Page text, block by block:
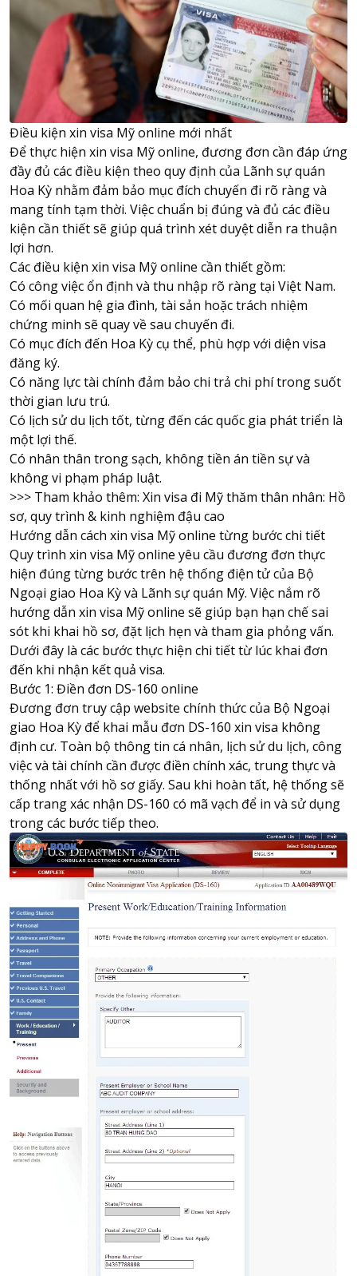
Điều kiện xin visa Mỹ online mới nhất
Để thực hiện xin visa Mỹ online, đương đơn cần đáp ứng
đầy đủ các điều kiện theo quy định của Lãnh sự quán
Hoa Kỳ nhằm đảm bảo mục đích chuyến đi rõ ràng và
mang tính tạm thời. Việc chuẩn bị đúng và đủ các điều
kiện cần thiết sẽ giúp quá trình xét duyệt diễn ra thuận
lợi hơn.
Các điều kiện xin visa Mỹ online cần thiết gồm:
Có công việc ổn định và thu nhập rõ ràng tại Việt Nam.
Có mối quan hệ gia đình, tài sản hoặc trách nhiệm
chứng minh sẽ quay về sau chuyến đi.
Có mục đích đến Hoa Kỳ cụ thể, phù hợp với diện visa
đăng ký.
Có năng lực tài chính đảm bảo chi trả chi phí trong suốt
thời gian lưu trú.
Có lịch sử du lịch tốt, từng đến các quốc gia phát triển là
một lợi thế.
Có nhân thân trong sạch, không tiền án tiền sự và
không vi phạm pháp luật.
>>> Tham khảo thêm: Xin visa đi Mỹ thăm thân nhân: Hồ
sơ, quy trình & kinh nghiệm đậu cao
Hướng dẫn cách xin visa Mỹ online từng bước chi tiết
Quy trình xin visa Mỹ online yêu cầu đương đơn thực
hiện đúng từng bước trên hệ thống điện tử của Bộ
Ngoại giao Hoa Kỳ và Lãnh sự quán Mỹ. Việc nắm rõ
hướng dẫn xin visa Mỹ online sẽ giúp bạn hạn chế sai
sót khi khai hồ sơ, đặt lịch hẹn và tham gia phỏng vấn.
Dưới đây là các bước thực hiện chi tiết từ lúc khai đơn
đến khi nhận kết quả visa.
Bước 1: Điền đơn DS-160 online
Đương đơn truy cập website chính thức của Bộ Ngoại
giao Hoa Kỳ để khai mẫu đơn DS-160 xin visa không
định cư. Toàn bộ thông tin cá nhân, lịch sử du lịch, công
việc và tài chính cần được điền chính xác, trung thực và
thống nhất với hồ sơ giấy. Sau khi hoàn tất, hệ thống sẽ
cấp trang xác nhận DS-160 có mã vạch để in và sử dụng
trong các bước tiếp theo.